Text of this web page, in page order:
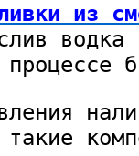
из
водка
такие